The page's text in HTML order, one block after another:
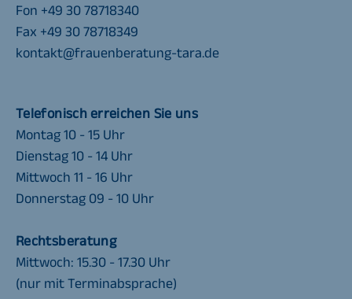
Fon +49 30 78718340
Fax +49 30 78718349
kontakt@frauenberatung-tara.de
Telefonischerreichen Sie uns
Montag 10 - 15 Uhr
Dienstag 10 - 14 Uhr
Mittwoch 11 - 16 Uhr
Donnerstag 09 - 10 Uhr
Rechtsberatung
Mittwoch: 15.30 - 17.30 Uhr
(nur mit Terminabsprache)